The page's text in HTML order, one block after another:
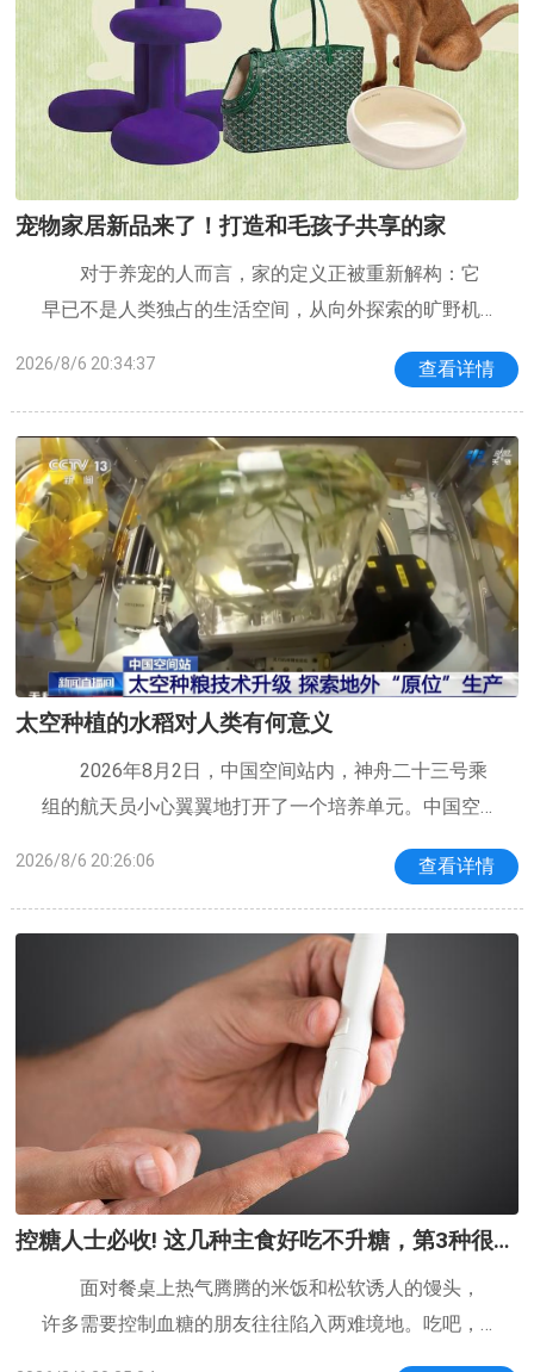
宠物家居新品来了！打造和毛孩子共享的家
对于养宠的人而言，家的定义正被重新解构：它
早已不是人类独占的生活空间，从向外探索的旷野机
容爱宠天性、彼此感官高度同频的专属情绪之地。本
期DECOTrends，我们聚焦人与萌宠同居的新
2026/8/6 20:34:37 查看详情
太空种植的水稻对人类有何意义
2026年8月2日，中国空间站内，神舟二十三号乘
组的航天员小心翼翼地打开了一个培养单元。中国空
未做过的事——采集刚刚在太空里成熟的第一代水稻种
子，然后，要把这些种子就地再种下去，
2026/8/6 20:26:06 查看详情
控糖人士必收! 这几种主食好吃不升糖，第3种很常
面对餐桌上热气腾腾的米饭和松软诱人的馒头，
许多需要控制血糖的朋友往往陷入两难境地。吃吧，